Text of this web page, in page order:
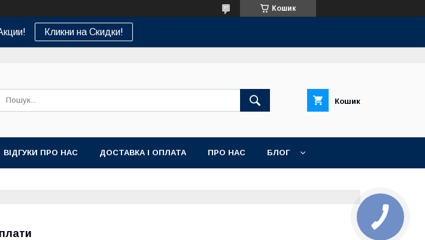
Кошик
Кликни на Скидки!
Кошик
ВІДГУКИ ПРО НАС ДОСТАВКА І ОПЛАТА ПРО НАС БЛОГ